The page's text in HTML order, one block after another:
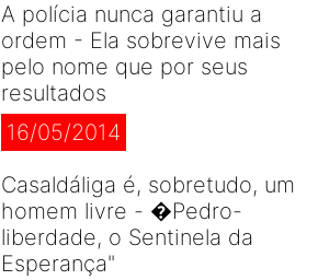
A polícia nunca garantiu a
ordem - Ela sobrevive mais
pelo nome que por seus
resultados
16/05/2014
Casaldáliga é, sobretudo, um
homem livre - �Pedro-
liberdade, o Sentinela da
Esperança"